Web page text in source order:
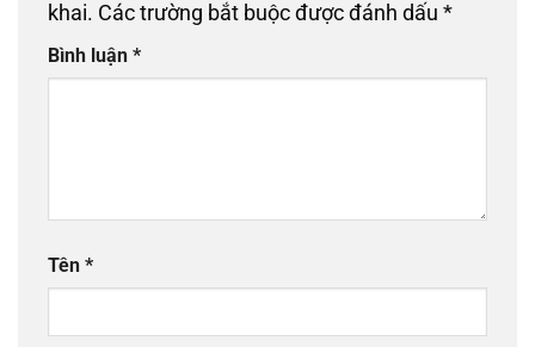
khai. Các trường bắt buộc được đánh dấu *
Bình luận *
Tên *